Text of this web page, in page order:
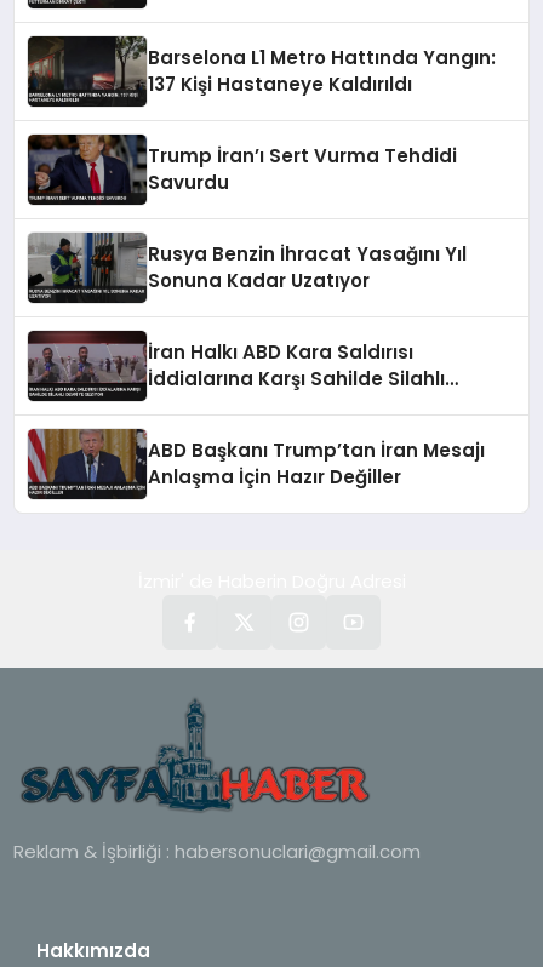
Barselona L1 Metro Hattında Yangın:
137 Kişi Hastaneye Kaldırıldı
Trump İran’ı Sert Vurma Tehdidi
Savurdu
Rusya Benzin İhracat Yasağını Yıl
Sonuna Kadar Uzatıyor
İran Halkı ABD Kara Saldırısı
İddialarına Karşı Sahilde Silahlı
ABD Başkanı Trump’tan İran Mesajı
Anlaşma İçin Hazır Değiller
Reklam & İşbirliği : habersonuclari@gmail.com
Hakkımızda